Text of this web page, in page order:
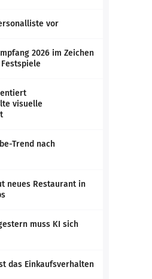
vor
2026 im Zeichen
visuelle
Trend nach
neues Restaurant in
muss KI sich
das Einkaufsverhalten